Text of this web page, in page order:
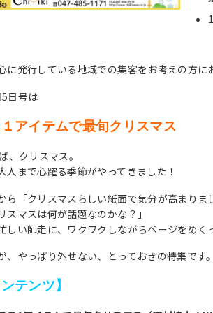
に発行している地域での集客をお考えの方
日号は
アイテムで最旬クリスマス
、クリスマス。
人まで心躍る季節がやってきました！
ら「クリスマスらしい紙面で気分が高まり
スマスは何が話題なのかな？」
しい師走に、ワクワクしながらページをめ
、やっぱり外せない、とっておきの特集です
テンツ】